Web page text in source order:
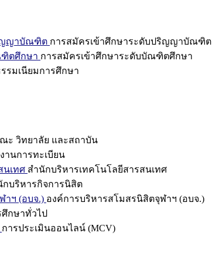
ญญาบัณฑิต การสมัครเข้าศึกษาระดับปริญญาบัณฑิต
ฑิตศึกษา การสมัครเข้าศึกษาระดับบัณฑิตศึกษา
รมเนียมการศึกษา
ะ วิทยาลัย และสถาบัน
านการทะเบียน
นเทศ สำนักบริหารเทคโนโลยีสารสนเทศ
กบริหารกิจการนิสิต
าฯ (อบจ.) องค์การบริหารสโมสรนิสิตจุฬาฯ (อบจ.)
กษาทั่วไป
การประเมินออนไลน์ (MCV)